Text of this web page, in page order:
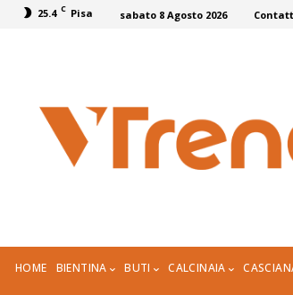
25.4 C Pisa sabato 8 Agosto 2026
HOME BIENTINA BUTI CALCINAIA